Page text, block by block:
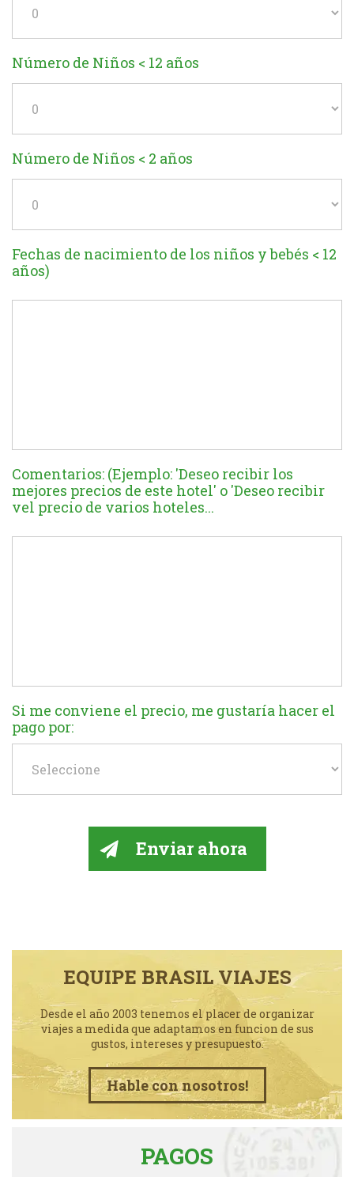
Número de Niños < 12 años
Número de Niños < 2 años
Fechas de nacimiento de los niños y bebés < 12
años)
Comentarios: (Ejemplo: 'Deseo recibir los
mejores precios de este hotel' o 'Deseo recibir
vel precio de varios hoteles...
Si me conviene el precio, me gustaría hacer el
pago por:
EQUIPE BRASIL VIAJES
Desde el año 2003 tenemos el placer de organizar
viajes a medida que adaptamos en funcion de sus
gustos, intereses y presupuesto.
Hable con nosotros!
PAGOS